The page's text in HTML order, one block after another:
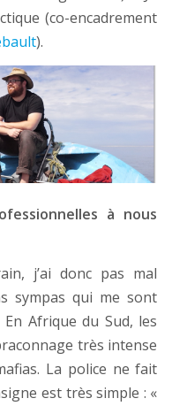
(co-encadrement
).
à nous
j’ai donc pas mal
sympas qui me sont
Afrique du Sud, les
très intense
La police ne fait
est très simple : «